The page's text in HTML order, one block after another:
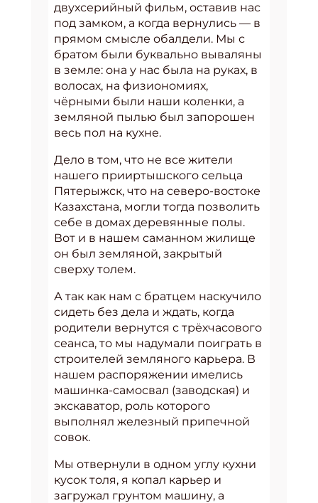
двухсерийный фильм, оставив нас
под замком, а когда вернулись — в
прямом смысле обалдели. Мы с
братом были буквально вываляны
в земле: она у нас была на руках, в
волосах, на физиономиях,
чёрными были наши коленки, а
земляной пылью был запорошен
весь пол на кухне.
Дело в том, что не все жители
нашего прииртышского сельца
Пятерыжск, что на северо-востоке
Казахстана, могли тогда позволить
себе в домах деревянные полы.
Вот и в нашем саманном жилище
он был земляной, закрытый
сверху толем.
А так как нам с братцем наскучило
сидеть без дела и ждать, когда
родители вернутся с трёхчасового
сеанса, то мы надумали поиграть в
строителей земляного карьера. В
нашем распоряжении имелись
машинка-самосвал (заводская) и
экскаватор, роль которого
выполнял железный припечной
совок.
Мы отвернули в одном углу кухни
кусок толя, я копал карьер и
загружал грунтом машину, а